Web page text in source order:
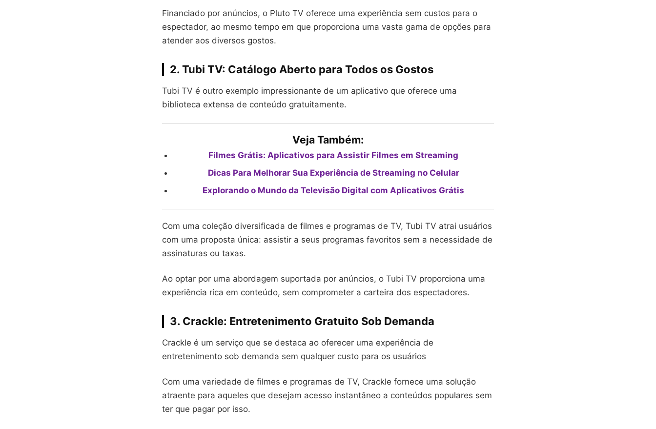
Financiado por anúncios, o Pluto TV oferece uma experiência sem custos para o
espectador, ao mesmo tempo em que proporciona uma vasta gama de opções para
atender aos diversos gostos.
2. Tubi TV: Catálogo Aberto para Todos os Gostos
Tubi TV é outro exemplo impressionante de um aplicativo que oferece uma
biblioteca extensa de conteúdo gratuitamente.
Veja Também:
Filmes Grátis: Aplicativos para Assistir Filmes em Streaming
Dicas Para Melhorar Sua Experiência de Streaming no Celular
Explorando o Mundo da Televisão Digital com Aplicativos Grátis
Com uma coleção diversificada de filmes e programas de TV, Tubi TV atrai usuários
com uma proposta única: assistir a seus programas favoritos sem a necessidade de
assinaturas ou taxas.
Ao optar por uma abordagem suportada por anúncios, o Tubi TV proporciona uma
experiência rica em conteúdo, sem comprometer a carteira dos espectadores.
3. Crackle: Entretenimento Gratuito Sob Demanda
Crackle é um serviço que se destaca ao oferecer uma experiência de
entretenimento sob demanda sem qualquer custo para os usuários
Com uma variedade de filmes e programas de TV, Crackle fornece uma solução
atraente para aqueles que desejam acesso instantâneo a conteúdos populares sem
ter que pagar por isso.